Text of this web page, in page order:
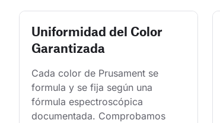
Uniformidad del Color
Garantizada
Cada color de Prusament se
formula y se fija según una
fórmula espectroscópica
documentada. Comprobamos